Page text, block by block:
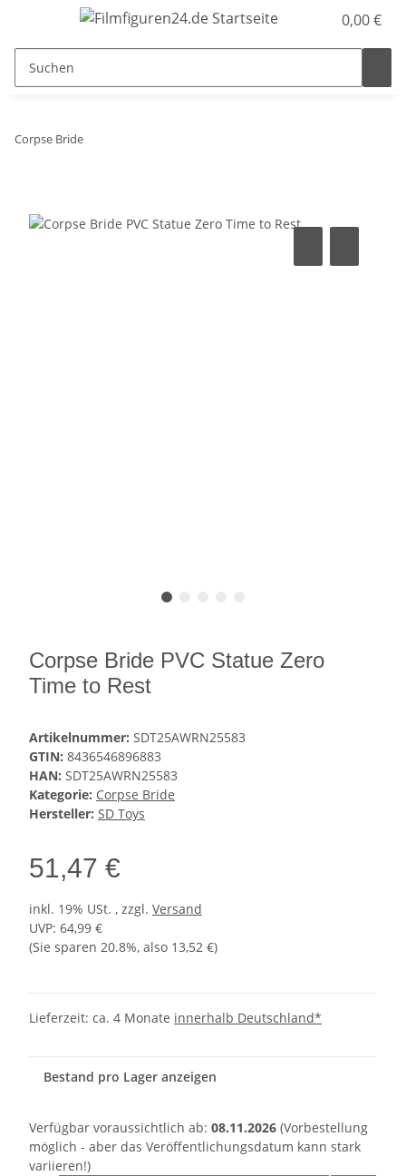
0,00 €
Corpse Bride
Corpse Bride PVC Statue Zero
Time to Rest
Artikelnummer: SDT25AWRN25583
GTIN: 8436546896883
HAN: SDT25AWRN25583
Kategorie: Corpse Bride
Hersteller: SD Toys
51,47 €
inkl. 19% USt. , zzgl. Versand
UVP: 64,99 €
(Sie sparen 20.8%, also 13,52 €)
Lieferzeit: ca. 4 Monate innerhalb Deutschland*
Bestand pro Lager anzeigen
Verfügbar voraussichtlich ab: 08.11.2026 (Vorbestellung
möglich - aber das Veröffentlichungsdatum kann stark
variieren!)